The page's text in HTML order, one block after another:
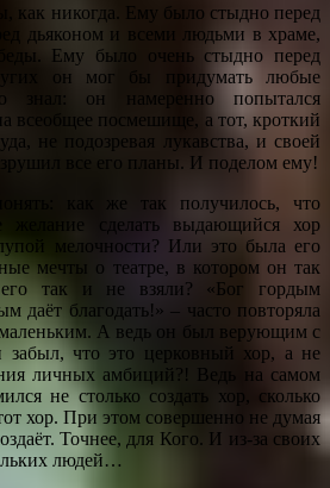
как никогда. Ему было стыдно перед
дьяконом и всеми людьми в храме,
Ему было очень стыдно перед
он мог бы придумать любые
знал: он намеренно попытался
всеобщее посмешище, а тот, кроткий
не подозревая лукавства, и своей
все его планы. И поделом ему!
как же так получилось, что
желание сделать выдающийся хор
мелочности? Или это была его
мечты о театре, в котором он так
так и не взяли? «Бог гордым
даёт благодать!» – часто повторяла
А ведь он был верующим с
забыл, что это церковный хор, а не
личных амбиций?! Ведь на самом
не столько создать хор, сколько
хор. При этом совершенно не думая
Точнее, для Кого. И из-за своих
людей…